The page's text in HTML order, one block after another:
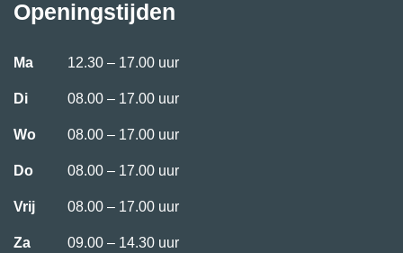
Openingstijden
Ma 12.30 – 17.00 uur
Di 08.00 – 17.00 uur
Wo 08.00 – 17.00 uur
Do 08.00 – 17.00 uur
Vrij 08.00 – 17.00 uur
Za 09.00 – 14.30 uur